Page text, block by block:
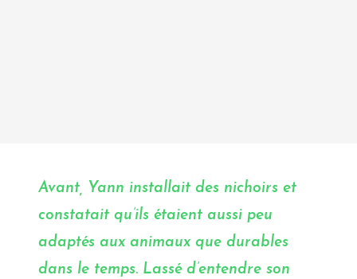
Avant, Yann installait des nichoirs et
constatait qu’ils étaient aussi peu
adaptés aux animaux que durables
dans le temps. Lassé d’entendre son